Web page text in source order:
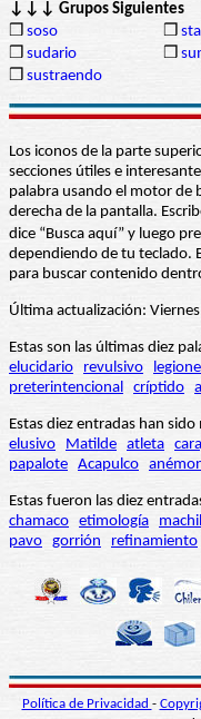
↓↓↓ Grupos Siguientes
❒ soso ❒
❒ sudario ❒
❒ sustraendo
Los iconos de la parte
secciones útiles e
palabra usando el motor de
derecha de la pantalla.
dice “Busca aquí” y luego
dependiendo de tu teclado.
para buscar contenido
Última actualización:
Estas son las últimas diez
elucidario
revulsivo
preterintencional críptido
Estas diez entradas han
elusivo
Matilde atleta
papalote Acapulco
Estas fueron las diez
chamaco etimología
pavo gorrión refinamiento
Política de Privacidad -